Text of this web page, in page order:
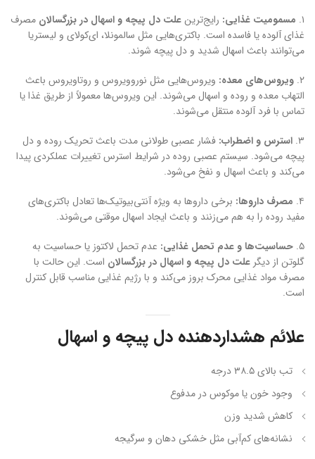
۱. مسمومیت غذایی: رایج‌ترینعلت دل پیچه و اسهال در بزرگسالان مصرف
غذای آلوده یا فاسده است. باکتری‌هایی مثل سالمونلا، ای‌کولای و لیستریا
می‌توانند باعث اسهال شدید و دل پیچه شوند.
۲. ویروس‌های معده: ویروس‌هایی مثل نوروویروس و روتاویروس باعث
التهاب معده و روده و اسهال می‌شوند. این ویروس‌ها معمولاً از طریق غذا یا
تماس با فرد آلوده منتقل می‌شوند.
۳. استرس و اضطراب: فشار عصبی طولانی مدت باعث تحریک روده و دل
پیچه می‌شود. سیستم عصبی روده در شرایط استرس تغییرات عملکردی پیدا
می‌کند و باعث اسهال و نفخ می‌شود.
۴. مصرف داروها: برخی داروها به ویژه آنتی‌بیوتیک‌ها تعادل باکتری‌های
مفید روده را به هم می‌زنند و باعث ایجاد اسهال موقتی می‌شوند.
۵. حساسیت‌ها و عدم تحمل غذایی: عدم تحمل لاکتوز یا حساسیت به
گلوتن از دیگر علت دل پیچه و اسهال در بزرگسالان است. این حالت با
مصرف مواد غذایی محرک بروز می‌کند و با رژیم غذایی مناسب قابل کنترل
است.
علائم هشداردهنده دل پیچه و اسهال
تب بالای ۳۸.۵ درجه
وجود خون یا موکوس در مدفوع
کاهش شدید وزن
نشانه‌های کم‌آبی مثل خشکی دهان و سرگیجه